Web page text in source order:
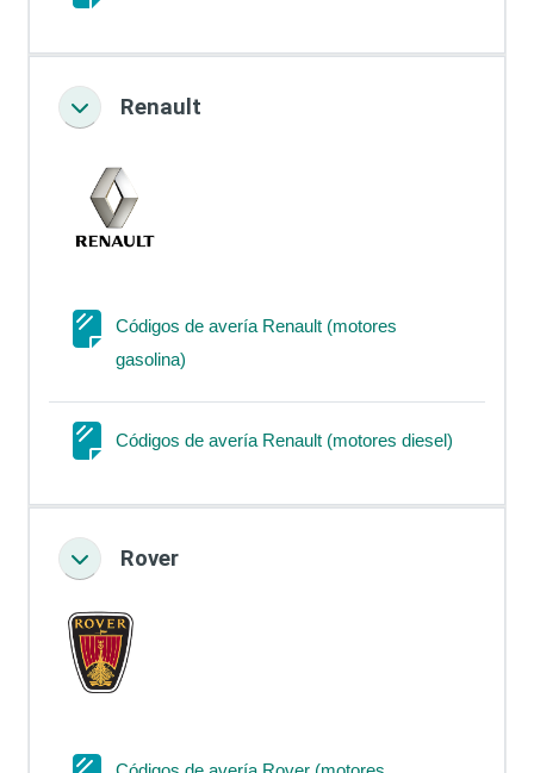
ColapsarRenault
Códigos de avería Renault (motores
gasolina)
Códigos de avería Renault (motores diesel)
ColapsarRover